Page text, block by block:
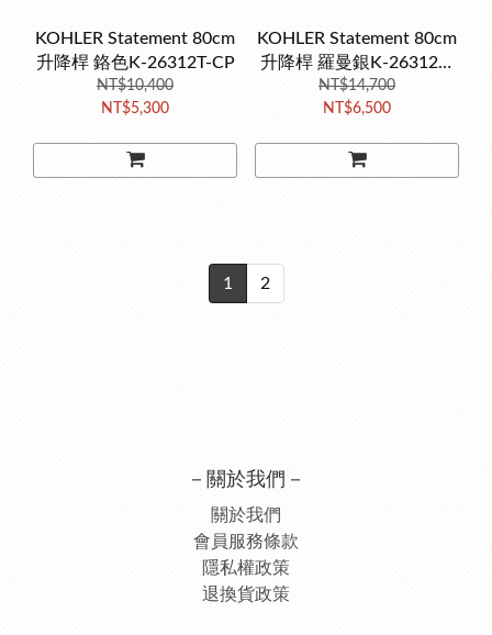
KOHLER Statement 80cm
升降桿 鉻色K-26312T-CP
NT$10,400
NT$5,300
KOHLER Statement 80cm
升降桿 羅曼銀K-26312T-
BN
NT$14,700
NT$6,500
1 2
－關於我們－
關於我們
會員服務條款
隱私權政策
退換貨政策